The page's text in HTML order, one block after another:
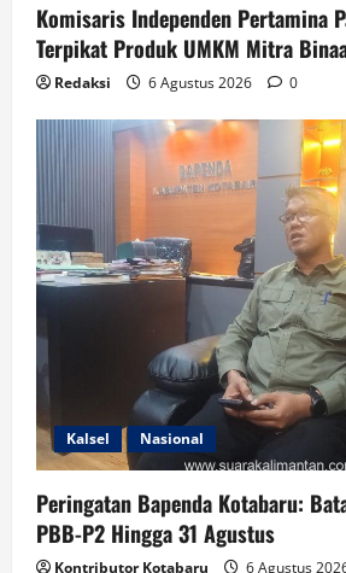
Komisaris Independen Pertamina
Terpikat Produk UMKM Mitra
Redaksi 6 Agustus 2026 0
Kalsel Nasional
Peringatan Bapenda Kotabaru:
PBB-P2 Hingga 31 Agustus
Kontributor Kotabaru 6 Agustus